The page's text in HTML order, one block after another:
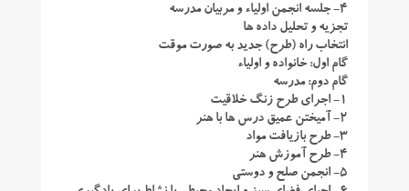
۴- جلسه انجمن اولیاء و مربیان مدرسه
تجزیه و تحلیل داده ها
انتخاب راه (طرح) جدید به صورت موقت
گام اول: خانواده و اولیاء
گام دوم: مدرسه
۱- اجرای طرح زنگ خلاقیت
۲- آمیختن عمیق درس ها با هنر
۳- طرح بازیافت مواد
۴- طرح آموزش هنر
۵- انجمن صلح و دوستی